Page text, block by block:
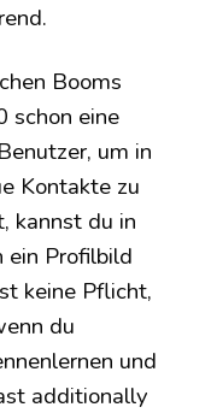
Booms
schon eine
um in
Kontakte zu
kannst du in
ein Profilbild
keine Pflicht,
du
und
additionally